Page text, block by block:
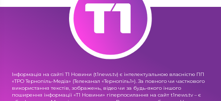
Інформація на сайті Т1 Новини (t1news.tv) є інтелектуальною власністю ПП
«ТРО Тернопіль-Медіа» (Телеканал «Тернопіль1»). За повного чи часткового
використання текстів, зображень, відео чи за будь-якого іншого
поширення інформації «Т1 Новини» гіперпосилання на сайт t1news.tv – є